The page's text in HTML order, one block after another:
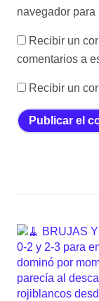
navegador para
Recibir un
comentarios a
Recibir un